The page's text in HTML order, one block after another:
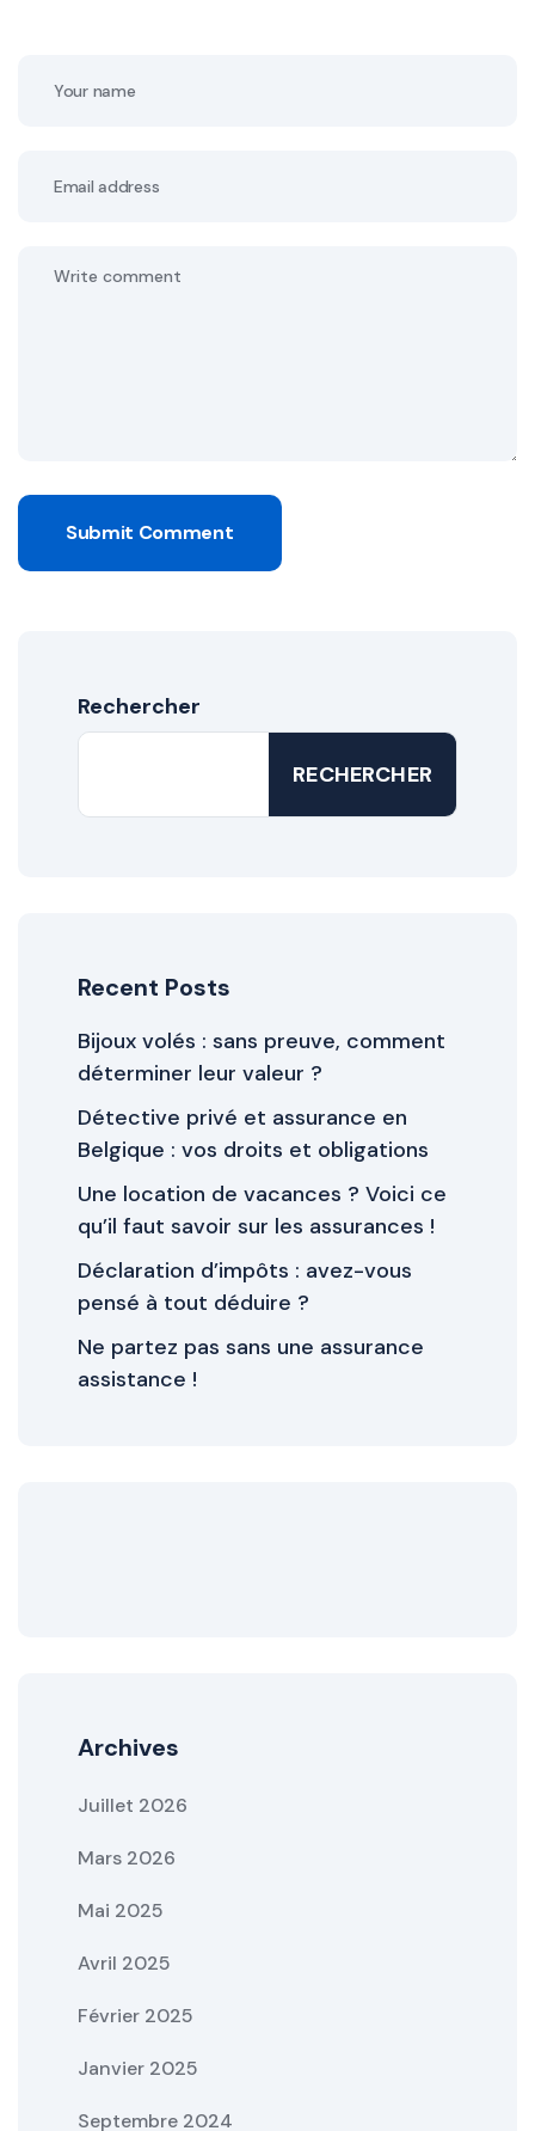
Submit Comment
Rechercher
RECHERCHER
Recent Posts
Bijoux volés : sans preuve, comment
déterminer leur valeur ?
Détective privé et assurance en
Belgique : vos droits et obligations
Une location de vacances ? Voici ce
qu’il faut savoir sur les assurances !
Déclaration d’impôts : avez-vous
pensé à tout déduire ?
Ne partez pas sans une assurance
assistance !
Archives
Juillet 2026
Mars 2026
Mai 2025
Avril 2025
Février 2025
Janvier 2025
Septembre 2024